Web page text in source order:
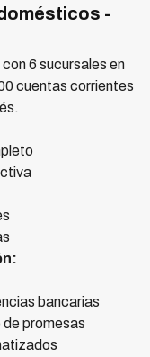
-
6 sucursales en
cuentas corrientes
bancarias
promesas